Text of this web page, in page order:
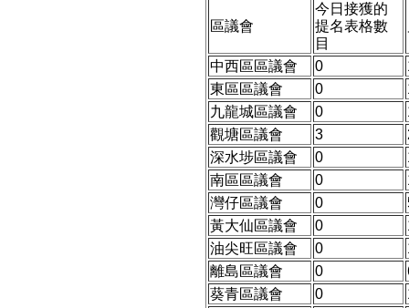
區議會
今日接獲的
提名表格數
目
中西區區議會 0
東區區議會
0
九龍城區議會
0
觀塘區議會
3
深水埗區議會
0
南區區議會
0
灣仔區議會
0
黃大仙區議會
0
油尖旺區議會
0
離島區議會
0
葵青區議會
0